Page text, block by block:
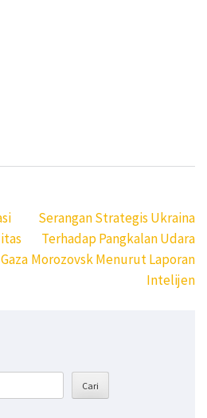
Serangan Strategis Ukraina
Terhadap Pangkalan Udara
Morozovsk Menurut Laporan
Intelijen
Cari